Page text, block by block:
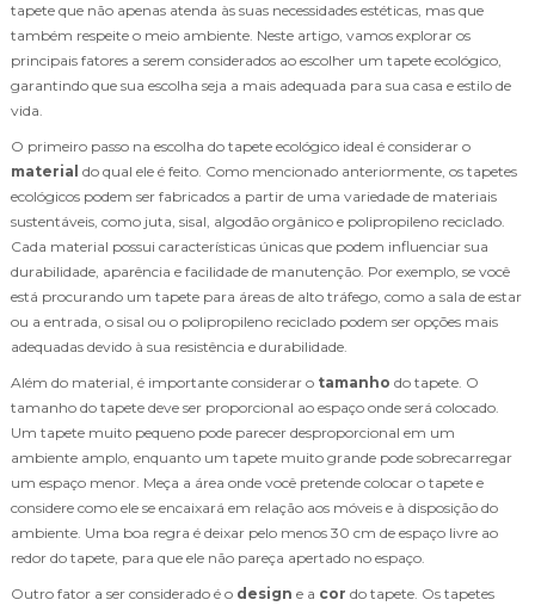
tapete que não apenas atenda às suas necessidades estéticas, mas que
também respeite o meio ambiente. Neste artigo, vamos explorar os
principais fatores a serem considerados ao escolher um tapete ecológico,
garantindo que sua escolha seja a mais adequada para sua casa e estilo de
vida.
O primeiro passo na escolha do tapete ecológico ideal é considerar o
material do qual ele é feito. Como mencionado anteriormente, os tapetes
ecológicos podem ser fabricados a partir de uma variedade de materiais
sustentáveis, como juta, sisal, algodão orgânico e polipropileno reciclado.
Cada material possui características únicas que podem influenciar sua
durabilidade, aparência e facilidade de manutenção. Por exemplo, se você
está procurando um tapete para áreas de alto tráfego, como a sala de estar
ou a entrada, o sisal ou o polipropileno reciclado podem ser opções mais
adequadas devido à sua resistência e durabilidade.
Além do material, é importante considerar o tamanho do tapete. O
tamanho do tapete deve ser proporcional ao espaço onde será colocado.
Um tapete muito pequeno pode parecer desproporcional em um
ambiente amplo, enquanto um tapete muito grande pode sobrecarregar
um espaço menor. Meça a área onde você pretende colocar o tapete e
considere como ele se encaixará em relação aos móveis e à disposição do
ambiente. Uma boa regra é deixar pelo menos 30 cm de espaço livre ao
redor do tapete, para que ele não pareça apertado no espaço.
Outro fator a ser considerado é o design e a cor do tapete. Os tapetes